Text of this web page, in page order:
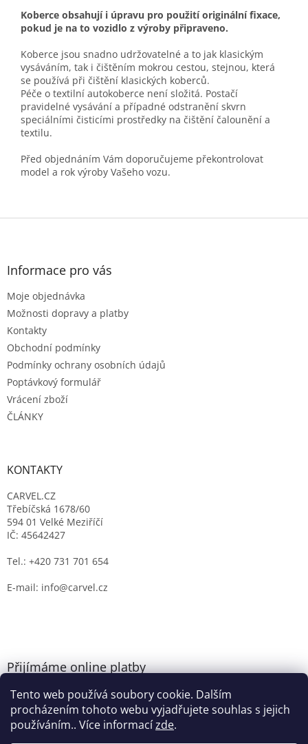
Tento web používá soubory cookie. Dalším
procházením tohoto webu vyjadřujete souhlas s jejich
používáním.. Více informacízde.
Koberce obsahují i úpravu pro použití originální fixace,
pokud je na to vozidlo z výroby připraveno.
Koberce jsou snadno udržovatelné a to jak klasickým
vysáváním, tak i čištěním mokrou cestou, stejnou, která
se používá při čištění klasických koberců.
Péče o textilní autokoberce není složitá. Postačí
pravidelné vysávání a případné odstranění skvrn
speciálními čisticími prostředky na čištění čalounění a
textilu.
Před objednáním Vám doporučujeme překontrolovat
model a rok výroby Vašeho vozu.
Z
Informace pro vás
Moje objednávka
Možnosti dopravy a platby
Kontakty
Obchodní podmínky
Podmínky ochrany osobních údajů
Poptávkový formulář
Vrácení zboží
ČLÁNKY
KONTAKTY
CARVEL.CZ
Třebíčská 1678/60
594 01 Velké Meziříčí
IČ: 45642427
Tel.: +420 731 701 654
E-mail: info@carvel.cz
Přijímáme online platby